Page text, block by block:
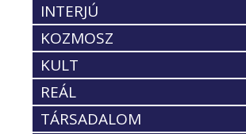
INTERJÚ
KOZMOSZ
KULT
REÁL
TÁRSADALOM